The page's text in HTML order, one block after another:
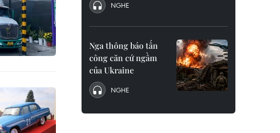
NGHE
Nga thông báo tấn
công căn cứ ngầm
của Ukraine
NGHE